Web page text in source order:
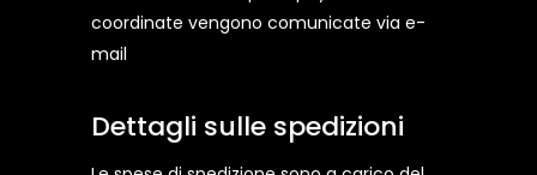
coordinate vengono comunicate via e-
mail
Dettagli sulle spedizioni